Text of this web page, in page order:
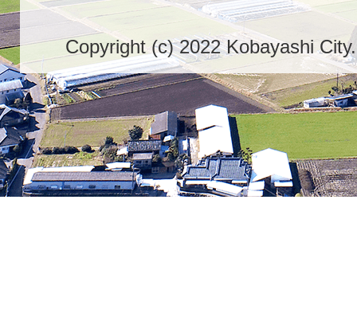
Copyright (c) 2022 Kobayashi